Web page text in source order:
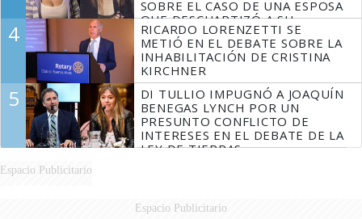
SOBRE EL CASO DE UNA ESPOSA
QUE DESCUARTIZÓ A SU
MARIDO
4
RICARDO LORENZETTI SE
METIÓ EN EL DEBATE SOBRE LA
INHABILITACIÓN DE CRISTINA
KIRCHNER
5
DI TULLIO IMPUGNÓ A JOAQUÍN
BENEGAS LYNCH POR UN
PRESUNTO CONFLICTO DE
INTERESES EN EL DEBATE DE LA
LEY DE TIERRAS
Espacio Publicitario
Espacio Publicitario